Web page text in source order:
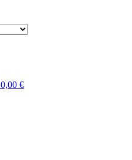
0,00 €